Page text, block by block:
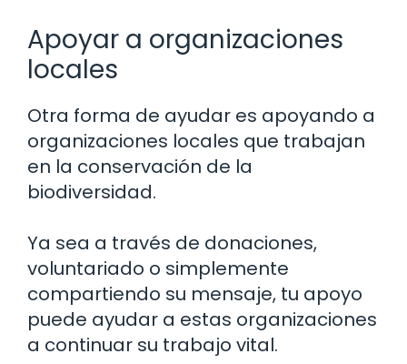
Apoyar a organizaciones
locales
Otra forma de ayudar es apoyando a
organizaciones locales que trabajan
en la conservación de la
biodiversidad.
Ya sea a través de donaciones,
voluntariado o simplemente
compartiendo su mensaje, tu apoyo
puede ayudar a estas organizaciones
a continuar su trabajo vital.